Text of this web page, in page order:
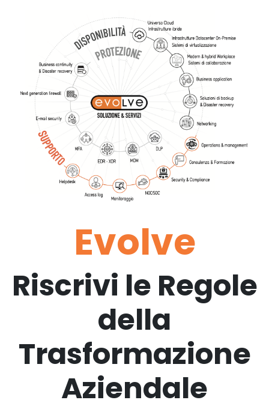
Evolve
Riscrivi le Regole
della
Trasformazione
Aziendale